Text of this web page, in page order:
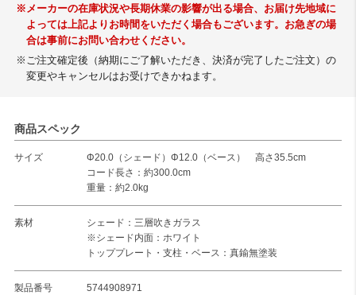
※メーカーの在庫状況や長期休業の影響が出る場合、お届け先地域に
よっては上記よりお時間をいただく場合もございます。お急ぎの場
合は事前にお問い合わせください。
※ご注文確定後（納期にご了解いただき、決済が完了したご注文）の
変更やキャンセルはお受けできかねます。
商品スペック
サイズ
Φ20.0（シェード）Φ12.0（ベース） 高さ35.5cm
コード長さ：約300.0cm
重量：約2.0kg
素材
シェード：三層吹きガラス
※シェード内面：ホワイト
トッププレート・支柱・ベース：真鍮無塗装
製品番号 5744908971